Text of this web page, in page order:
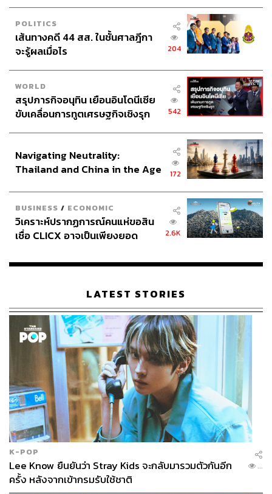
POLITICS
เส้นทางคดี 44 สส. ในชั้นศาลฎีกา
จะรู้ผลเมื่อไร
204
WORLD
สรุปภารกิจอนุทิน เยือนอินโดนีเซีย
ขับเคลื่อนการทูตเศรษฐกิจเชิงรุก
542
Navigating Neutrality:
Thailand and China in the Age
172
BUSINESS / ECONOMIC
วิเคราะห์ปรากฏการณ์คนแห่ขอสิน
เชื่อ CLICX อาจเป็นเพียงยอด
เรือนไทยที่ถูกซุกไว้
2.6K
LATEST STORIES
K-POP
Lee Know ยืนยันว่า Stray Kids จะกลับมารวมตัวกันอีก
ครั้ง หลังจากเข้ากรมรับใช้ชาติ
...